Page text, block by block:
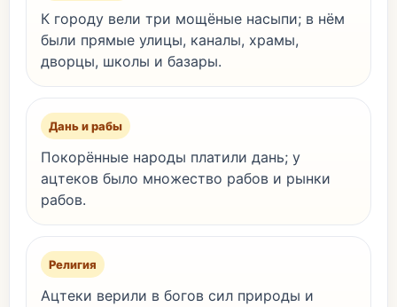
К городу вели три мощёные насыпи; в нём
были прямые улицы, каналы, храмы,
дворцы, школы и базары.
Дань и рабы
Покорённые народы платили дань; у
ацтеков было множество рабов и рынки
рабов.
Религия
Ацтеки верили в богов сил природы и